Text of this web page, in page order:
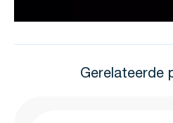
Gerelateerde